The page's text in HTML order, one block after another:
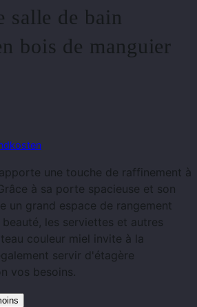
salle de bain
bois de manguier
apporte une touche de raffinement à
à sa porte spacieuse et son
un grand espace de rangement
les serviettes et autres
couleur miel invite à la
servir d'étagère
vos besoins.